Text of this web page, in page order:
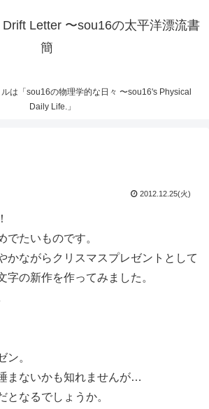
Letter 〜sou16の太平洋漂流書
簡
は「sou16の物理学的な日々 〜sou16's Physical
Daily Life.」
2012.12.25(火)
でたいものです。
かながらクリスマスプレゼントとして
字の新作を作ってみました。
ン。
まないかも知れませんが…
となるでしょうか。